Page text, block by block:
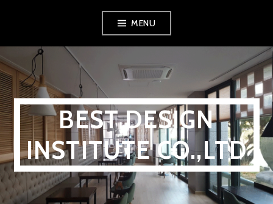
MENU
BEST DESIGN
INSTITUTE CO.,LTD